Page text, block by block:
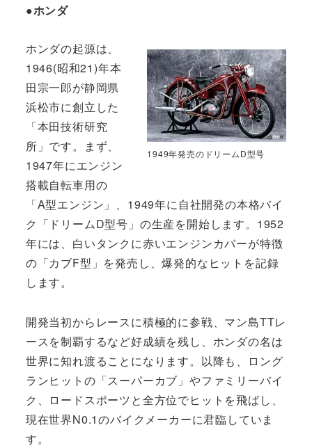
●ホンダ
1949年発売のドリームD型号
ホンダの起源は、
1946(昭和21)年本
田宗一郎が静岡県
浜松市に創立した
「本田技術研究
所」です。まず、
1947年にエンジン
搭載自転車用の
「A型エンジン」、1949年に自社開発の本格バイ
ク「ドリームD型号」の生産を開始します。1952
年には、白いタンクに赤いエンジンカバーが特徴
の「カブF型」を発売し、爆発的なヒットを記録
します。
開発当初からレースに積極的に参戦、マン島TTレ
ースを制覇するなど好成績を残し、ホンダの名は
世界に知れ渡ることになります。以降も、ロング
ランヒットの「スーパーカブ」やファミリーバイ
ク、ロードスポーツと全方位でヒットを飛ばし、
現在世界N0.1のバイクメーカーに君臨していま
す。